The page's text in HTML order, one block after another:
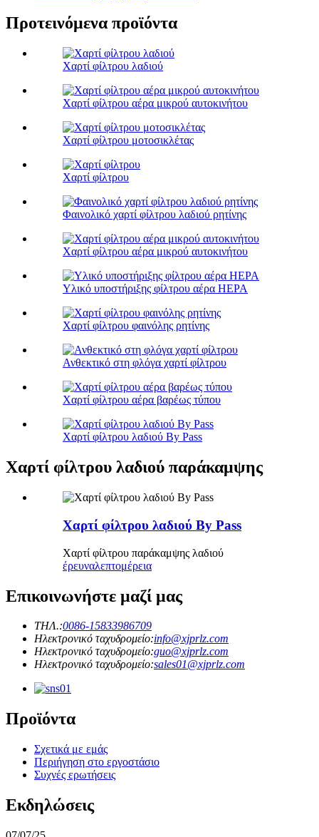
Προτεινόμενα προϊόντα
Χαρτί φίλτρου λαδιού
Χαρτί φίλτρου αέρα μικρού αυτοκινήτου
Χαρτί φίλτρου μοτοσικλέτας
Χαρτί φίλτρου
Φαινολικό χαρτί φίλτρου λαδιού ρητίνης
Χαρτί φίλτρου αέρα μικρού αυτοκινήτου
Υλικό υποστήριξης φίλτρου αέρα HEPA
Χαρτί φίλτρου φαινόλης ρητίνης
Ανθεκτικό στη φλόγα χαρτί φίλτρου
Χαρτί φίλτρου αέρα βαρέως τύπου
Χαρτί φίλτρου λαδιού By Pass
Χαρτί φίλτρου λαδιού παράκαμψης
Χαρτί φίλτρου λαδιού By Pass
Χαρτί φίλτρου παράκαμψης λαδιού
έρευναλεπτομέρεια
Επικοινωνήστε μαζί μας
ΤΗΛ.:0086-15833986709
Ηλεκτρονικό ταχυδρομείο:info@xjprlz.com
Ηλεκτρονικό ταχυδρομείο:guo@xjprlz.com
Ηλεκτρονικό ταχυδρομείο:sales01@xjprlz.com
Προϊόντα
Σχετικά με εμάς
Περιήγηση στο εργοστάσιο
Συχνές ερωτήσεις
Εκδηλώσεις